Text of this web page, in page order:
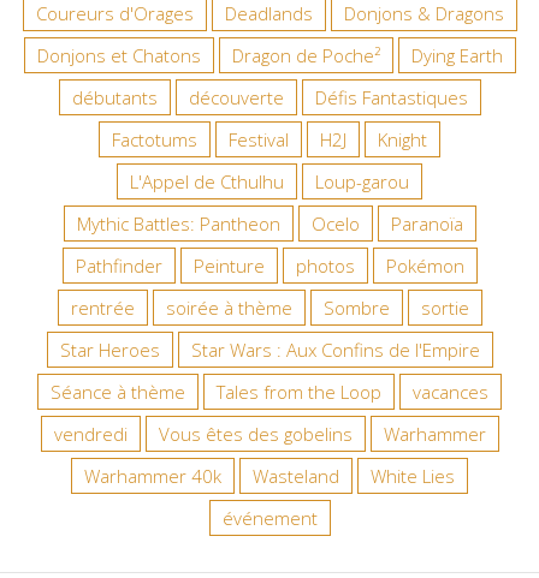
Coureurs d'Orages
Deadlands
Donjons & Dragons
Donjons et Chatons
Dragon de Poche²
Dying Earth
débutants
découverte
Défis Fantastiques
Factotums
Festival H2J
Knight
L'Appel de Cthulhu
Loup-garou
Mythic Battles: Pantheon
Ocelo
Paranoïa
Pathfinder
Peinture photos
Pokémon
rentrée
soirée à thème Sombre
sortie
Star Heroes
Star Wars : Aux Confins de l'Empire
Séance à thème
Tales from the Loop
vacances
vendredi
Vous êtes des gobelins
Warhammer
Warhammer 40k
Wasteland
White Lies
événement